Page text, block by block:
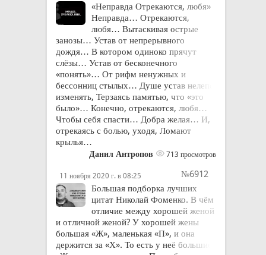
«Неправда Отрекаются, любя»
Неправда… Отрекаются,
любя… Вытаскивая острые
занозы… Устав от непрерывного
дождя… В котором одиноко прячут
слёзы… Устав от бесконечного
«понять»… От рифм ненужных и
бессонниц стылых… Душе устав нелепо
изменять, Терзаясь памятью, что «это
было»… Конечно, отрекаются, любя…
Чтобы себя спасти… Добра желая… И,
отрекаясь с болью, уходя, Ломают
крылья…
Данил Антропов 713 просмотров
11 ноября 2020 г. в 08:25
№6912
Большая подборка лучших
цитат Николай Фоменко. В чём
отличие между хорошей женой
и отличной женой? У хорошей жены
большая «Ж», маленькая «П», и она
держится за «Х». То есть у неё большие